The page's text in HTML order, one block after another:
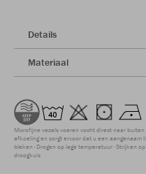
Details
Materiaal
Microfijne vezels voeren vocht direct naar
afkoeling en zorgt ervoor dat u een
bleken Drogen op lage temperatuur Strijken
droogkuis